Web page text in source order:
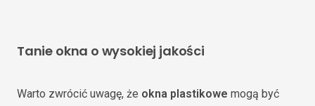
Tanie okna o wysokiej jakości
Warto zwrócić uwagę, że okna plastikowe mogą być